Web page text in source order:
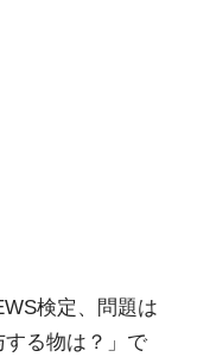
検定、問題は
する物は？」で